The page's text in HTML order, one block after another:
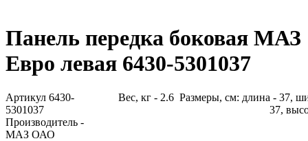
Панель передка боковая МАЗ
Евро левая 6430-5301037
Артикул 6430-
5301037
Производитель -
МАЗ ОАО
Вес, кг - 2.6 Размеры, см: длина - 37,
37,